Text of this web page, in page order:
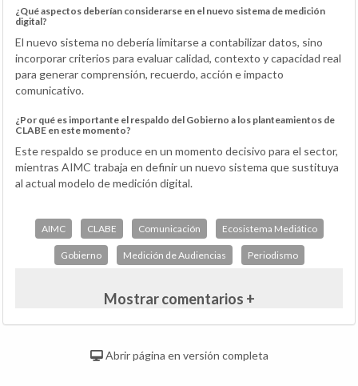
¿Qué aspectos deberían considerarse en el nuevo sistema de medición
digital?
El nuevo sistema no debería limitarse a contabilizar datos, sino
incorporar criterios para evaluar calidad, contexto y capacidad real
para generar comprensión, recuerdo, acción e impacto
comunicativo.
¿Por qué es importante el respaldo del Gobierno a los planteamientos de
CLABE en este momento?
Este respaldo se produce en un momento decisivo para el sector,
mientras AIMC trabaja en definir un nuevo sistema que sustituya
al actual modelo de medición digital.
AIMC CLABE Comunicación Ecosistema Mediático
Gobierno Medición de Audiencias Periodismo
Mostrar comentarios +
Abrir página en versión completa